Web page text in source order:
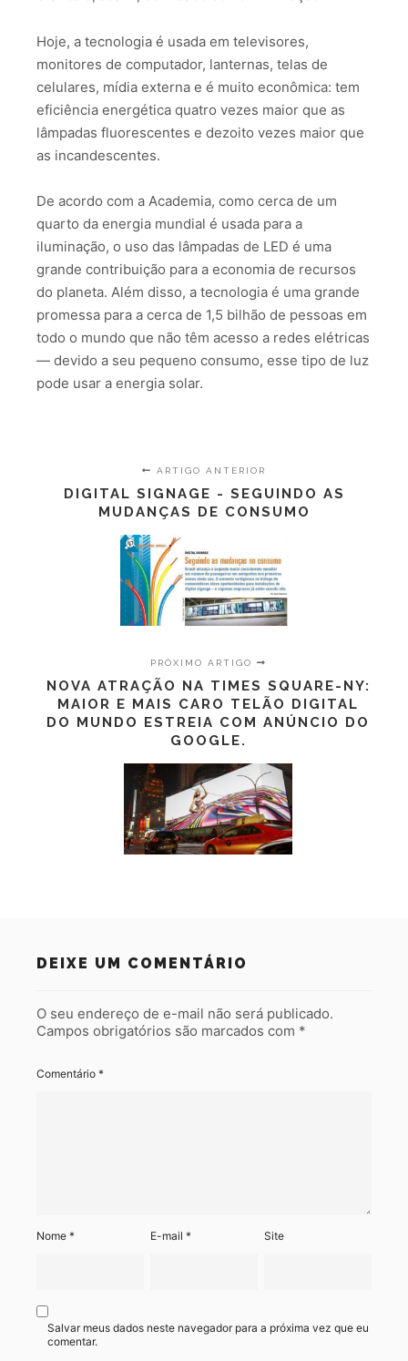
Hoje, a tecnologia é usada em televisores,
monitores de computador, lanternas, telas de
celulares, mídia externa e é muito econômica: tem
eficiência energética quatro vezes maior que as
lâmpadas fluorescentes e dezoito vezes maior que
as incandescentes.
De acordo com a Academia, como cerca de um
quarto da energia mundial é usada para a
iluminação, o uso das lâmpadas de LED é uma
grande contribuição para a economia de recursos
do planeta. Além disso, a tecnologia é uma grande
promessa para a cerca de 1,5 bilhão de pessoas em
todo o mundo que não têm acesso a redes elétricas
— devido a seu pequeno consumo, esse tipo de luz
pode usar a energia solar.
ARTIGO ANTERIOR
DIGITAL SIGNAGE - SEGUINDO AS
MUDANÇAS DE CONSUMO
PRÓXIMO ARTIGO
NOVA ATRAÇÃO NA TIMES SQUARE-NY:
MAIOR E MAIS CARO TELÃO DIGITAL
DO MUNDO ESTREIA COM ANÚNCIO DO
GOOGLE.
DEIXE UM COMENTÁRIO
O seu endereço de e-mail não será publicado.
Campos obrigatórios são marcados com *
Comentário *
Nome * E-mail* Site
Salvar meus dados neste navegador para a próxima vez que eu
comentar.